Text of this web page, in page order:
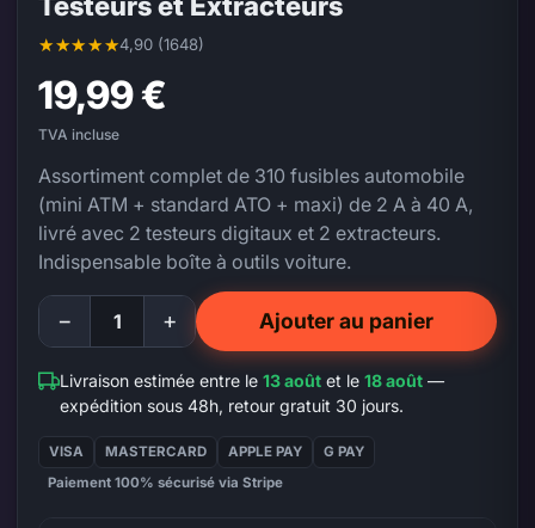
4,90 (1648)
Note moyenne 4,90 sur 5, 1648 évaluations
19,99 €
TVA incluse
Assortiment complet de 310 fusibles automobile
(mini ATM + standard ATO + maxi) de 2 A à 40 A,
livré avec 2 testeurs digitaux et 2 extracteurs.
Indispensable boîte à outils voiture.
− + Ajouter au panier
Livraison estimée entre le13 août et le18 août —
expédition sous 48h, retour gratuit 30 jours.
VISA MASTERCARD APPLE PAY
G PAY
Paiement 100% sécurisé via Stripe